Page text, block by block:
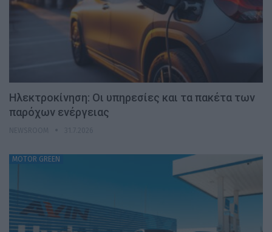
Ηλεκτροκίνηση: Οι υπηρεσίες και τα πακέτα των
παρόχων ενέργειας
MOTOR GREEN